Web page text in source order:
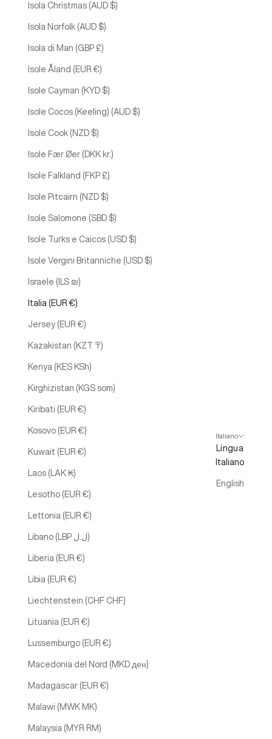
Isola Christmas (AUD $)
Isola Norfolk (AUD $)
Isola di Man (GBP £)
Isole Åland (EUR €)
Isole Cayman (KYD $)
Isole Cocos (Keeling) (AUD $)
Isole Cook (NZD $)
Isole Fær Øer (DKK kr.)
Isole Falkland (FKP £)
Isole Pitcairn (NZD $)
Isole Salomone (SBD $)
Isole Turks e Caicos (USD $)
Isole Vergini Britanniche (USD $)
Israele (ILS ₪)
Italia (EUR €)
Jersey (EUR €)
Kazakistan (KZT ₸)
Kenya (KES KSh)
Kirghizistan (KGS som)
Kiribati (EUR €)
Kosovo (EUR €)
Kuwait (EUR €)
Laos (LAK ₭)
Lesotho (EUR €)
Lettonia (EUR €)
Libano (LBP ل.ل)
Liberia (EUR €)
Libia (EUR €)
Liechtenstein (CHF CHF)
Lituania (EUR €)
Lussemburgo (EUR €)
Macedonia del Nord (MKD ден)
Madagascar (EUR €)
Malawi (MWK MK)
Malaysia (MYR RM)
Italiano
Lingua
Italiano
English